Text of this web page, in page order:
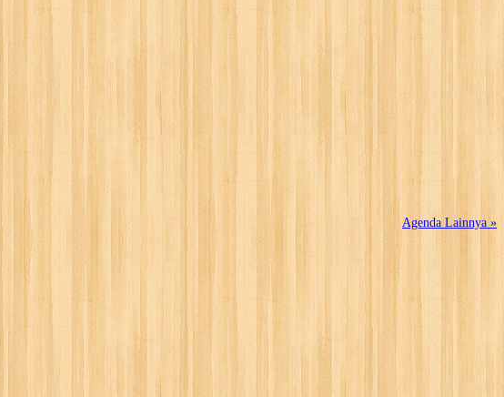
Agenda Lainnya »